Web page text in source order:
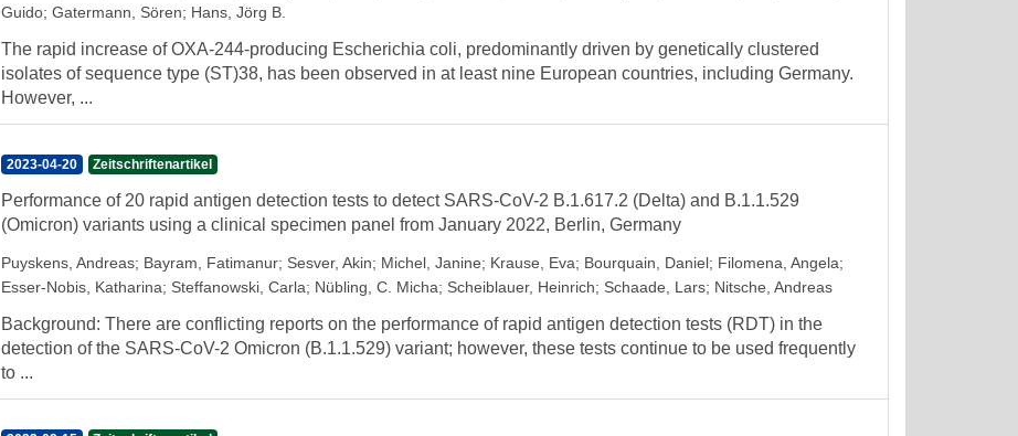
Guido; Gatermann, Sören; Hans, Jörg B.
The rapid increase of OXA-244-producing Escherichia coli, predominantly driven by genetically clustered
isolates of sequence type (ST)38, has been observed in at least nine European countries, including Germany.
However, ...
2023-04-20 Zeitschriftenartikel
Performance of 20 rapid antigen detection tests to detect SARS-CoV-2 B.1.617.2 (Delta) and B.1.1.529
(Omicron) variants using a clinical specimen panel from January 2022, Berlin, Germany
Puyskens, Andreas; Bayram, Fatimanur; Sesver, Akin; Michel, Janine; Krause, Eva; Bourquain, Daniel; Filomena, Angela;
Esser-Nobis, Katharina; Steffanowski, Carla; Nübling, C. Micha; Scheiblauer, Heinrich; Schaade, Lars; Nitsche, Andreas
Background: There are conflicting reports on the performance of rapid antigen detection tests (RDT) in the
detection of the SARS-CoV-2 Omicron (B.1.1.529) variant; however, these tests continue to be used frequently
to ...